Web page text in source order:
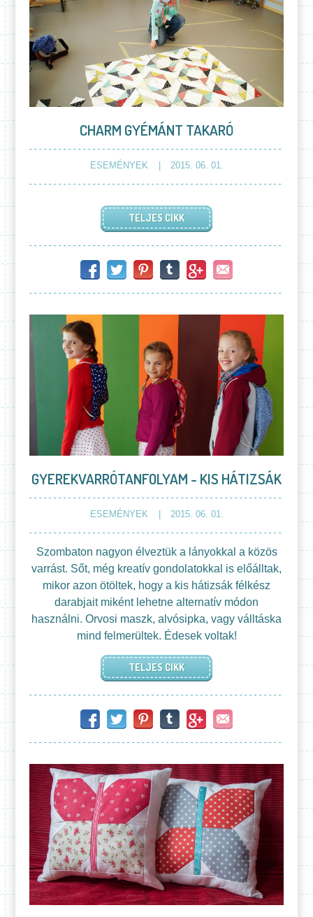
CHARM GYÉMÁNT TAKARÓ
ESEMÉNYEK 2015. 06. 01.
TELJES CIKK
GYEREKVARRÓTANFOLYAM - KIS HÁTIZSÁK
ESEMÉNYEK 2015. 06. 01.
Szombaton nagyon élveztük a lányokkal a közös
varrást. Sőt, még kreatív gondolatokkal is előálltak,
mikor azon ötöltek, hogy a kis hátizsák félkész
darabjait miként lehetne alternatív módon
használni. Orvosi maszk, alvósipka, vagy válltáska
mind felmerültek. Édesek voltak!
TELJES CIKK